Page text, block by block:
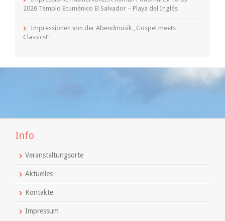
2026 Templo Ecuménico El Salvador – Playa del Inglés
Impressionen von der Abendmusik „Gospel meets
Classics!“
Info
Veranstaltungsorte
Aktuelles
Kontakte
Impressum